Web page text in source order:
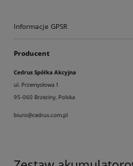
Informacje GPSR
Producent
Cedrus Spółka Akcyjna
ul. Przemysłowa 1
95-060 Brzeziny, Polska
biuro@cedrus.com.pl